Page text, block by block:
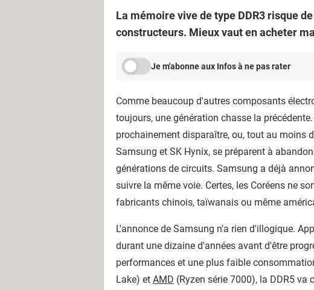
La mémoire vive de type DDR3 risque
constructeurs. Mieux vaut en acheter
Je m'abonne aux Infos à ne pas rater
Comme beaucoup d'autres composants
toujours, une génération chasse la
prochainement disparaître, ou, tout au moins
Samsung et SK Hynix, se préparent à
générations de circuits. Samsung a déjà
suivre la même voie. Certes, les Coréens ne
fabricants chinois, taïwanais ou même
L'annonce de Samsung n'a rien d'illogique.
durant une dizaine d'années avant d'être
performances et une plus faible
Lake) et AMD (Ryzen série 7000), la DDR5